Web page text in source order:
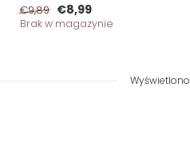
€9,89 €8,99
Brak w magazynie
Wyświetlono